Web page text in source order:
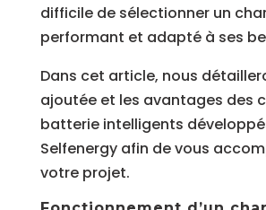
difficile de sélectionner un
performant et adapté à ses
Dans cet article, nous
ajoutée et les avantages des
batterie intelligents
Selfenergy afin de vous
votre projet.